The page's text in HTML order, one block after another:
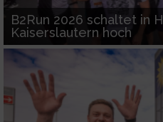
B2Run 2026 schaltet in
Kaiserslautern hoch